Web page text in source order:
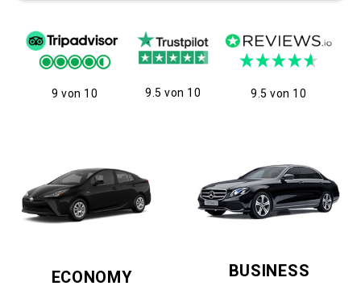
9 von 10 9.5 von 10 9.5 von 10
ECONOMY BUSINESS